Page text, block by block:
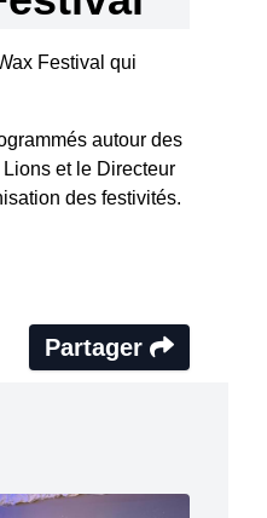
Festival qui
autour des
et le Directeur
des festivités.
Partager